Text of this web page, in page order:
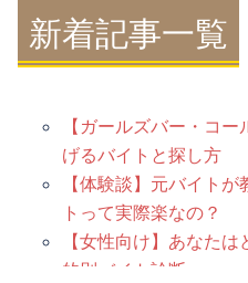
新着記事一覧
【ガールズバー・コ
げるバイトと探し方
【体験談】元バイト
トって実際楽なの？
【女性向け】あなた
的別バイト診断